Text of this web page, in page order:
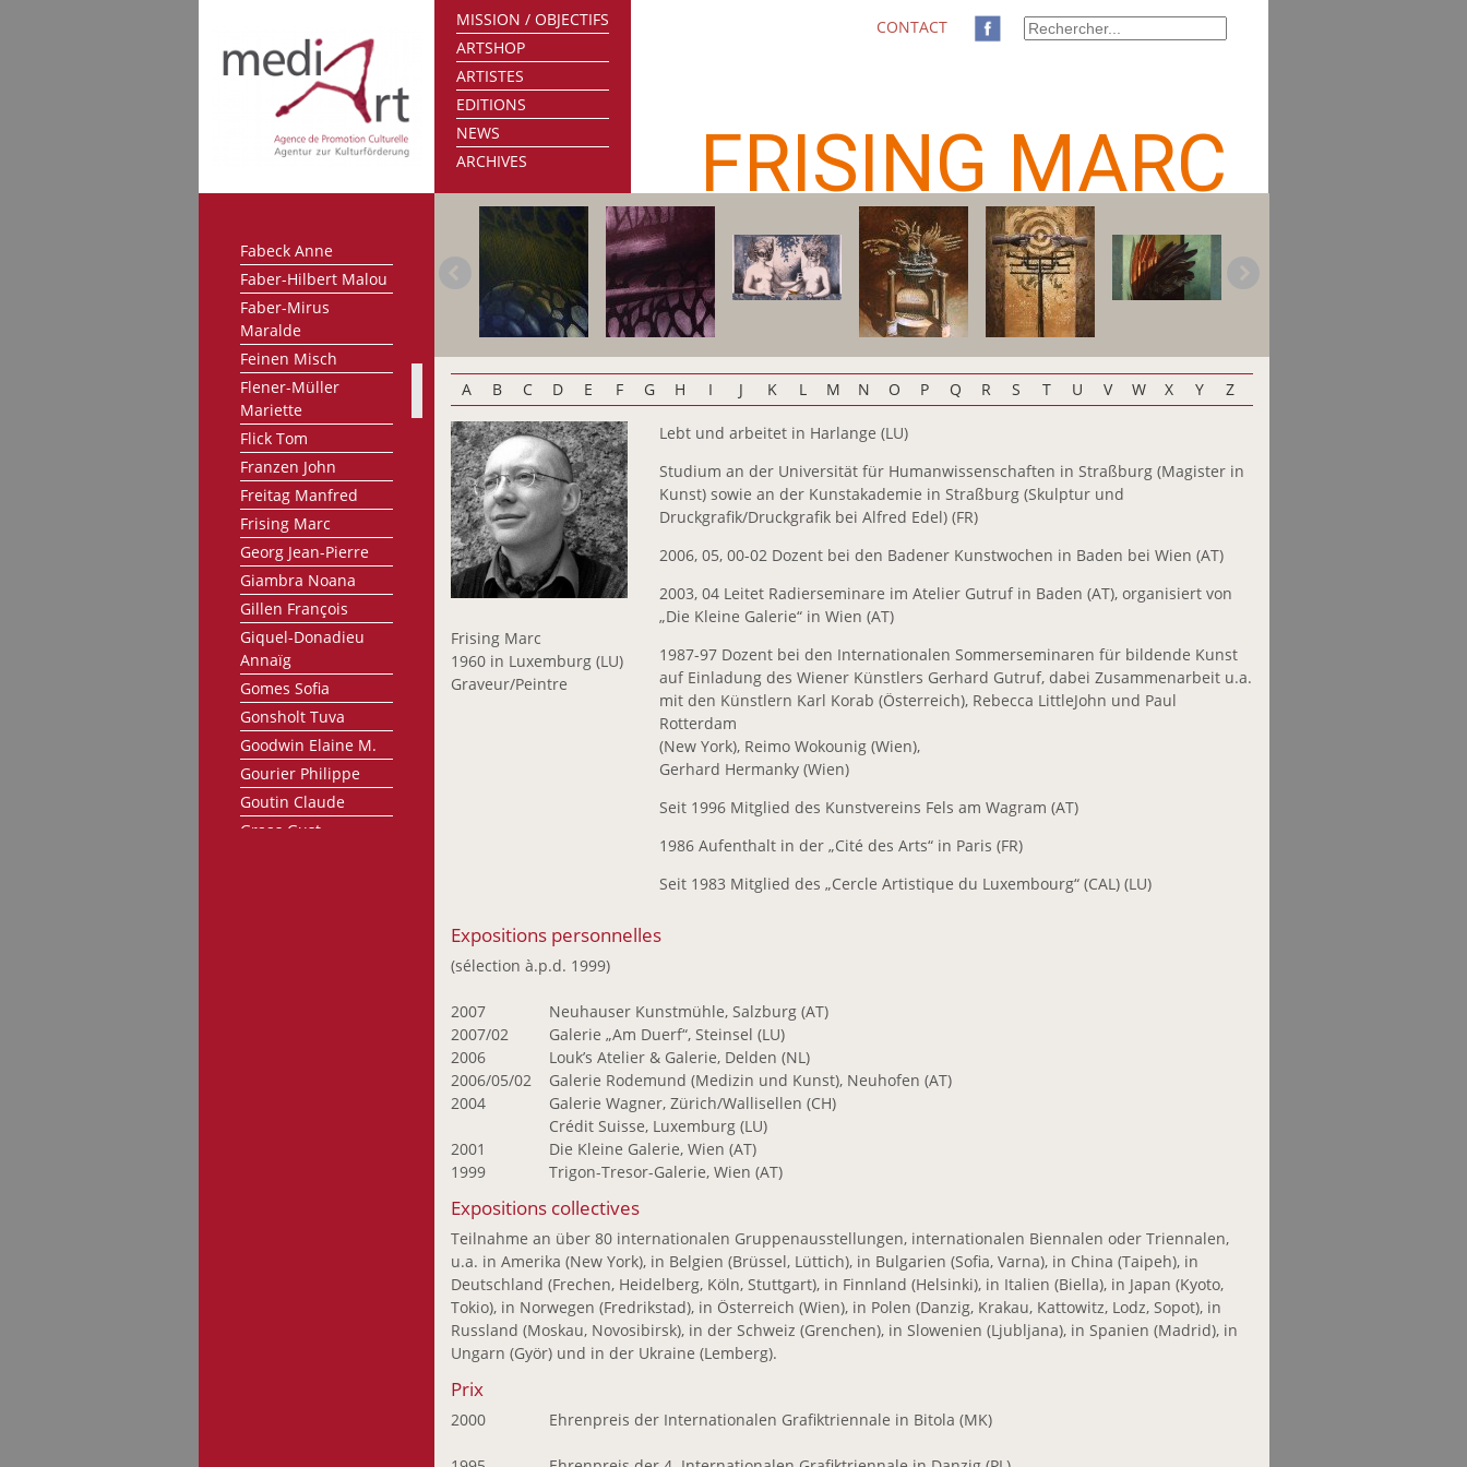
MISSION / OBJECTIFS
ARTSHOP
ARTISTES
EDITIONS
NEWS
ARCHIVES
CONTACT
FRISING MARC
Deny Martine
Dewint Roger
Dusepluchre Francis
Eickhoff Gabriele
Ernster Claude
Fabeck Anne
Faber-Hilbert Malou
Faber-Mirus
Maralde
Feinen Misch
Flener-Müller
Mariette
Flick Tom
Franzen John
Freitag Manfred
Frising Marc
Georg Jean-Pierre
Giambra Noana
Gillen François
Giquel-Donadieu
Annaïg
Gomes Sofia
Gonsholt Tuva
Goodwin Elaine M.
Gourier Philippe
Goutin Claude
Graas Gust
A B C D E F G H I J K L M N O P Q R S T U V W X Y Z
Frising Marc
1960 in Luxemburg (LU)
Graveur/Peintre
Lebt und arbeitet in Harlange (LU)
Studium an der Universität für Humanwissenschaften in Straßburg (Magister in
Kunst) sowie an der Kunstakademie in Straßburg (Skulptur und
Druckgrafik/Druckgrafik bei Alfred Edel) (FR)
2006, 05, 00-02 Dozent bei den Badener Kunstwochen in Baden bei Wien (AT)
2003, 04 Leitet Radierseminare im Atelier Gutruf in Baden (AT), organisiert von
„Die Kleine Galerie“ in Wien (AT)
1987-97 Dozent bei den Internationalen Sommerseminaren für bildende Kunst
auf Einladung des Wiener Künstlers Gerhard Gutruf, dabei Zusammenarbeit u.a.
mit den Künstlern Karl Korab (Österreich), Rebecca LittleJohn und Paul
Rotterdam
(New York), Reimo Wokounig (Wien),
Gerhard Hermanky (Wien)
Seit 1996 Mitglied des Kunstvereins Fels am Wagram (AT)
1986 Aufenthalt in der „Cité des Arts“ in Paris (FR)
Seit 1983 Mitglied des „Cercle Artistique du Luxembourg“ (CAL) (LU)
Expositions personnelles
(sélection à.p.d. 1999)
2007
Neuhauser Kunstmühle, Salzburg (AT)
2007/02
Galerie „Am Duerf“, Steinsel (LU)
2006
Louk’s Atelier & Galerie, Delden (NL)
2006/05/02
Galerie Rodemund (Medizin und Kunst), Neuhofen (AT)
2004
Galerie Wagner, Zürich/Wallisellen (CH)
Crédit Suisse, Luxemburg (LU)
2001
Die Kleine Galerie, Wien (AT)
1999
Trigon-Tresor-Galerie, Wien (AT)
Expositions collectives
Teilnahme an über 80 internationalen Gruppenausstellungen, internationalen Biennalen oder Triennalen,
u.a. in Amerika (New York), in Belgien (Brüssel, Lüttich), in Bulgarien (Sofia, Varna), in China (Taipeh), in
Deutschland (Frechen, Heidelberg, Köln, Stuttgart), in Finnland (Helsinki), in Italien (Biella), in Japan (Kyoto,
Tokio), in Norwegen (Fredrikstad), in Österreich (Wien), in Polen (Danzig, Krakau, Kattowitz, Lodz, Sopot), in
Russland (Moskau, Novosibirsk), in der Schweiz (Grenchen), in Slowenien (Ljubljana), in Spanien (Madrid), in
Ungarn (Györ) und in der Ukraine (Lemberg).
Prix
2000 Ehrenpreis der Internationalen Grafiktriennale in Bitola (MK)